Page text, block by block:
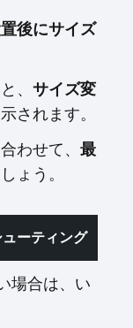
後にサイズ
、 サイズ変
されます。
わせて、 最
ょう。
ーティング
場合は、い